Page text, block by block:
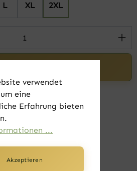
L XL 2XL
Gib den gewünschten
45
verwendet
eine
Erfahrung bieten
...
Akzeptieren